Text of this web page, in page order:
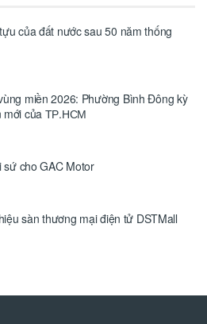
của đất nước sau 50 năm thống
miền 2026: Phường Bình Đông kỳ
mới của ТР.НСМ
sứ cho GAC Motor
sàn thương mại điện tử DSTMall